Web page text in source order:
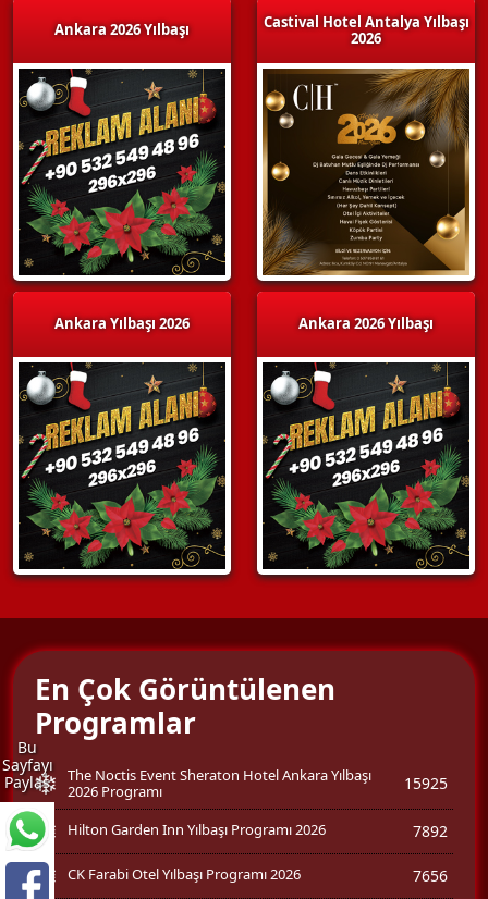
Ankara 2026 Yılbaşı
Ankara Yılbaşı 2026
Castival Hotel Antalya Yılbaşı
2026
Ankara 2026 Yılbaşı
Bu
Sayfayı
Paylaş
En Çok Görüntülenen
Programlar
The Noctis Event Sheraton Hotel Ankara Yılbaşı
2026 Programı
15925
Hilton Garden Inn Yılbaşı Programı 2026 7892
CK Farabi Otel Yılbaşı Programı 2026 7656